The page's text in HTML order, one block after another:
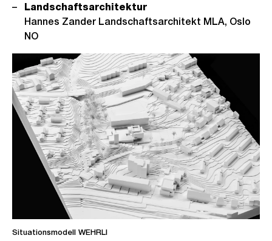
Landschaftsarchitektur
Hannes Zander Landschaftsarchitekt MLA, Oslo
NO
Situationsmodell WEHRLI